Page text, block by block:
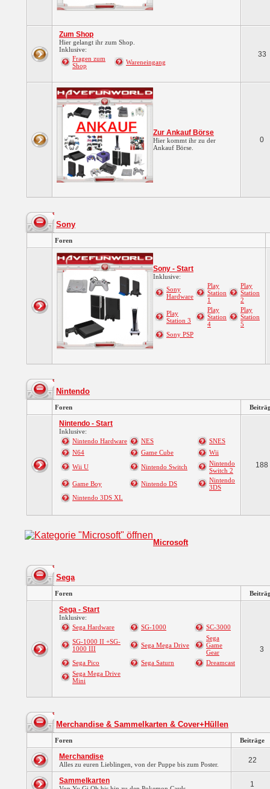
Zum Shop
Hier gelangt ihr zum Shop.
Inklusive:
Fragen zum
Shop
Wareneingang
33
Zur Ankauf Börse
Hier kommt ihr zu der
Ankauf Börse.
0
Sony
Foren
Sony - Start
Inklusive:
Sony
Hardware
Play
Station
1
Play
Station
2
Play
Station 3
Play
Station
4
Play
Station
5
Sony PSP
Nintendo
Foren
Nintendo - Start
Inklusive:
Nintendo Hardware
NES
SNES
N64
Game Cube
Wii
Wii U
Nintendo Switch
Nintendo
Switch 2
Game Boy
Nintendo DS
Nintendo
3DS
Nintendo 3DS XL
188
Microsoft
Sega
Foren
Sega - Start
Inklusive:
Sega Hardware
SG-1000
SC-3000
SG-1000 II +SG-
1000 III
Sega Mega Drive
Sega
Game
Gear
Sega Pico
Sega Saturn
Dreamcast
Sega Mega Drive
Mini
3
Merchandise & Sammelkarten & Cover+Hüllen
Foren Beiträge
Merchandise
Alles zu euren Lieblingen, von der Puppe bis zum Poster. 22
Sammelkarten 1